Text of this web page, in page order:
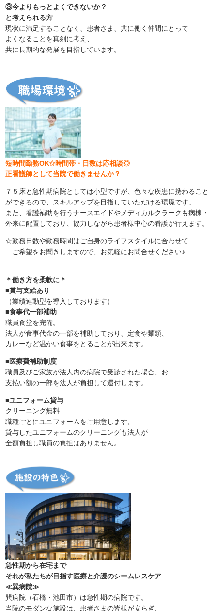
③今よりもっとよくできないか？
と考えられる方
現状に満足することなく、患者さま、共に働く仲間にとって
よくなることを真剣に考え、
共に長期的な発展を目指しています。
短時間勤務OK✩時間帯・日数は応相談◎
正看護師として当院で働きませんか？
７５床と急性期病院としては小型ですが、色々な疾患に携わること
ができるので、スキルアップを目指していただける環境です。
また、看護補助を行うナースエイドやメディカルクラークも病棟・
外来に配置しており、協力しながら患者様中心の看護が行えます。
☆勤務日数や勤務時間はご自身のライフスタイルに合わせて
ご希望をお聞きしますので、お気軽にお問合せください♪
＊働き方を柔軟に＊
■賞与支給あり
（業績連動型を導入しております）
■食事代一部補助
職員食堂を完備。
法人が食事代金の一部を補助しており、定食や麺類、
カレーなど温かい食事をとることが出来ます。
■医療費補助制度
職員及びご家族が法人内の病院で受診された場合、お
支払い額の一部を法人が負担して還付します。
■ユニフォーム貸与
クリーニング無料
職種ごとにユニフォームをご用意します。
貸与したユニフォームのクリーニングも法人が
全額負担し職員の負担はありません。
急性期から在宅まで
それが私たちが目指す医療と介護のシームレスケア
≪巽病院≫
巽病院（石橋・池田市）は急性期の病院です。
当院のモダンな施設は、患者さまの皆様が安らぎ、